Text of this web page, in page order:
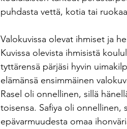
puhdasta vettä, kotia tai
Valokuvissa olevat ihmiset ja
Kuvissa olevista ihmisistä
tyttärensä pärjäsi hyvin
elämänsä ensimmäinen
Rasel oli onnellinen, sillä
toisensa. Safiya oli onnellinen,
epävarmuudesta omaa